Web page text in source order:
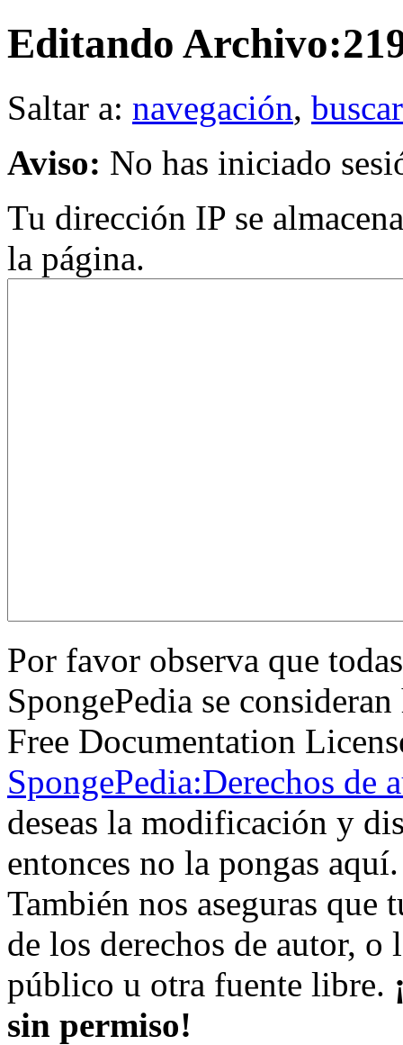
Editando
Saltar a: navegación, buscar
Aviso: No has iniciado
Tu dirección IP se
la página.
Por favor observa que
SpongePedia se
Free Documentation
SpongePedia:Derechos de
deseas la modificación y
entonces no la pongas aquí.
También nos aseguras que
de los derechos de autor,
público u otra fuente libre.
sin permiso!